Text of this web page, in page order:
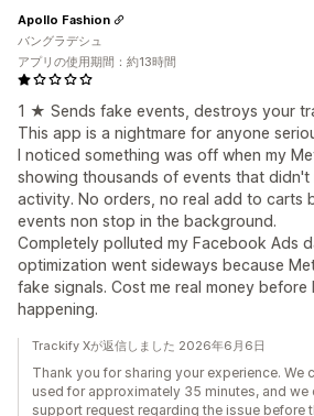
1 ★ Sends fake events, destroys your
This app is a nightmare for anyone
I noticed something was off when my
showing thousands of events that didn't
activity. No orders, no real add to carts
events non stop in the background.
Completely polluted my Facebook Ads
optimization went sideways because
fake signals. Cost me real money
happening.
Apollo Fashion
バングラデシュ
アプリの使用期間：約13時間
Trackify Xが返信しました 2026年6月6日
Thank you for sharing your experience. We
used for approximately 35 minutes, and we
support request regarding the issue before